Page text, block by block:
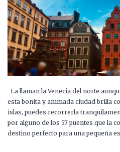
La llaman la Venecia del norte
esta bonita y animada ciudad brilla
islas, puedes recorrerla
por alguno de los 57 puentes que la
destino perfecto para una pequeña